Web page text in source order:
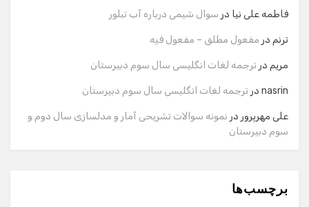
فاطمه علی نیا در سوال شیمی درباره آب تبلور
ترنم در مفعول مطلق – مفعول فیه
مریم در ترجمه لغات انگلیسی سال سوم دبیرستان
nasrin در ترجمه لغات انگلیسی سال سوم دبیرستان
علی مهرپرور در نمونه سوالات تشریحی آمار و مدلسازی سال دوم و
سوم دبیرستان
برچسب‌ها
وارد کنید.
ایمیل